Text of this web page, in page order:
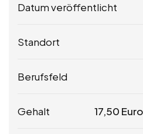
Datum veröffentlicht
Standort
Berufsfeld
Gehalt 17,50 Euro